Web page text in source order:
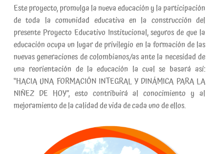
Este proyecto, promulga la nueva educación y la participación
de toda la comunidad educativa en la construcción del
presente Proyecto Educativo Institucional, seguros de que la
educación ocupa un lugar de privilegio en la formación de las
nuevas generaciones de colombianos/as ante la necesidad de
una reorientación de la educación la cual se basará así:
“HACIA UNA FORMACIÓN INTEGRAL Y DINÁMICA PARA LA
NIÑEZ DE HOY”, esto contribuirá al conocimiento y al
mejoramiento de la calidad de vida de cada uno de ellos.